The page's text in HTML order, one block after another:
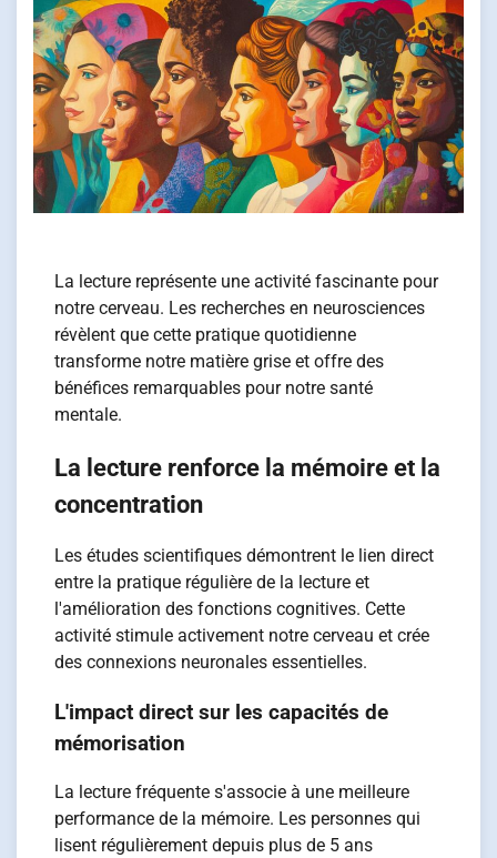
La lecture représente une activité fascinante pour
notre cerveau. Les recherches en neurosciences
révèlent que cette pratique quotidienne
transforme notre matière grise et offre des
bénéfices remarquables pour notre santé
mentale.
La lecture renforce la mémoire et la
concentration
Les études scientifiques démontrent le lien direct
entre la pratique régulière de la lecture et
l'amélioration des fonctions cognitives. Cette
activité stimule activement notre cerveau et crée
des connexions neuronales essentielles.
L'impact direct sur les capacités de
mémorisation
La lecture fréquente s'associe à une meilleure
performance de la mémoire. Les personnes qui
lisent régulièrement depuis plus de 5 ans